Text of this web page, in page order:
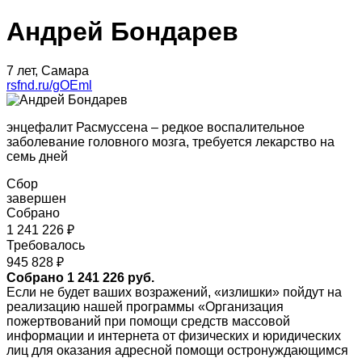
Андрей Бондарев
7 лет, Самара
rsfnd.ru/gOEml
энцефалит Расмуссена – редкое воспалительное
заболевание головного мозга, требуется лекарство на
семь дней
Сбор
завершен
Собрано
1 241 226 ₽
Требовалось
945 828 ₽
Собрано 1 241 226 руб.
Если не будет ваших возражений, «излишки» пойдут на
реализацию нашей программы «Организация
пожертвований при помощи средств массовой
информации и интернета от физических и юридических
лиц для оказания адресной помощи остронуждающимся